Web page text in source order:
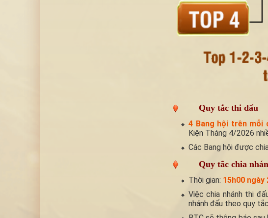
Quy tắc thi đấu
4 Bang hội trên mỗi
Kiện Tháng 4/2026
Các Bang hội được
Quy tắc chia
Thời gian: 15h00 ngày
Việc chia nhánh thi
nhánh đấu theo quy